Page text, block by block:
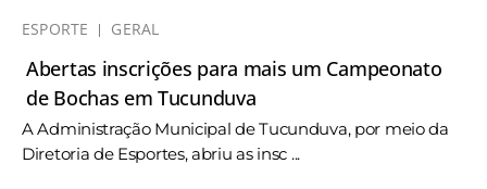
ESPORTE GERAL
Abertas inscrições para mais um Campeonato
de Bochas em Tucunduva
A Administração Municipal de Tucunduva, por meio da
Diretoria de Esportes, abriu as insc ...